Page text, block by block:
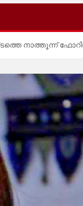
നാത്തൂന്ന്